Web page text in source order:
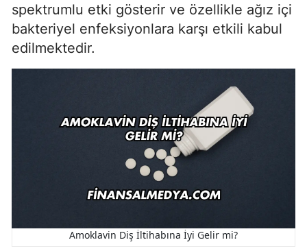
spektrumlu etki gösterir ve özellikle ağız içi
bakteriyel enfeksiyonlara karşı etkili kabul
edilmektedir.
Amoklavin Diş İltihabına İyi Gelir mi?